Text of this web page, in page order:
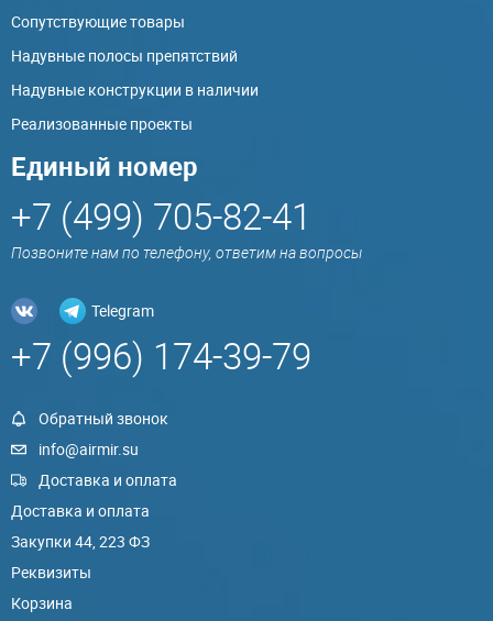
Сопутствующие товары
Надувные полосы препятствий
Надувные конструкции в наличии
Реализованные проекты
Единый номер
+7 (499) 705-82-41
Позвоните нам по телефону, ответим на вопросы
Telegram
+7 (996) 174-39-79
Обратный звонок
info@airmir.su
Доставка и оплата
Доставка и оплата
Закупки 44, 223 ФЗ
Реквизиты
Корзина